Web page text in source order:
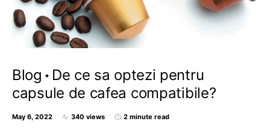
Blog
De ce sa optezi pentru
capsule de cafea compatibile?
May 6, 2022 340 views 2 minute read